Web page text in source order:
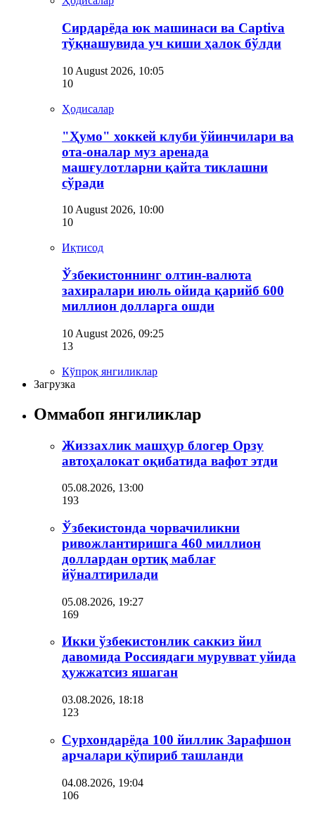
Сирдарёда юк машинаси ва Captiva
тўқнашувида уч киши ҳалок бўлди
10 August 2026, 10:05
10
Ҳодисалар
"Ҳумо" хоккей клуби ўйинчилари ва
ота-оналар муз аренада
машғулотларни қайта тиклашни
сўради
10 August 2026, 10:00
10
Иқтисод
Ўзбекистоннинг олтин-валюта
захиралари июль ойида қарийб 600
миллион долларга ошди
10 August 2026, 09:25
13
Кўпроқ янгиликлар
Загрузка
Оммабоп янгиликлар
Жиззахлик машҳур блогер Орзу
автоҳалокат оқибатида вафот этди
05.08.2026, 13:00
193
Ўзбекистонда чорвачиликни
ривожлантиришга 460 миллион
доллардан ортиқ маблағ
йўналтирилади
05.08.2026, 19:27
169
Икки ўзбекистонлик саккиз йил
давомида Россиядаги мурувват уйида
ҳужжатсиз яшаган
03.08.2026, 18:18
123
Сурхондарёда 100 йиллик Зарафшон
арчалари қўпириб ташланди
04.08.2026, 19:04
106